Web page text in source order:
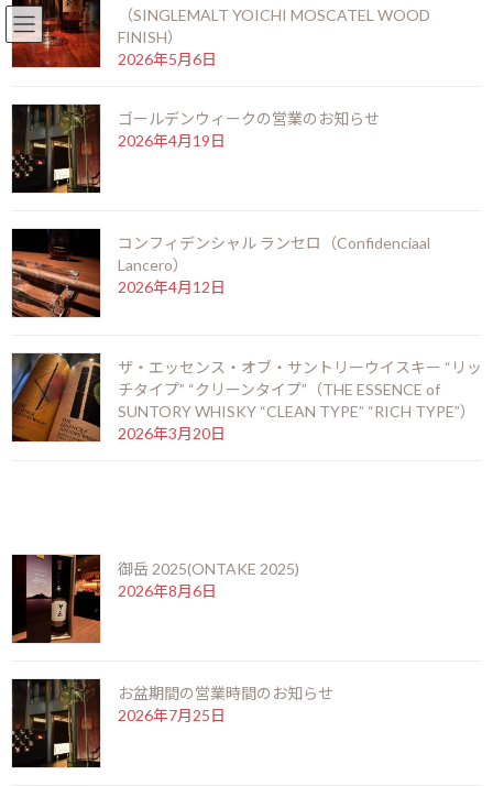
北新地店 06-6346-3377 English
コ
ン
ツ
へ
ッ
プ
ナ
ー
シ
ョ
移
動
お知らせ
HOME
お知らせ
ヒメネススピノラ ブランデー クリアデラス（XIMENEZ-SPINOLA BRANDY
CRIADERAS）
クリアデラス（XIMENEZ-
SPINOLA BRANDY
新
日
（SINGLEMALT YOICHI MOSCATEL WOOD
FINISH）
2026年5月6日
ゴールデンウィークの営業のお知らせ
2026年4月19日
コンフィデンシャル ランセロ（Confidenciaal
Lancero）
2026年4月12日
ザ・エッセンス・オブ・サントリーウイスキー “リッ
チタイプ” “クリーンタイプ”（THE ESSENCE of
SUNTORY WHISKY “CLEAN TYPE” “RICH TYPE”）
2026年3月20日
御岳 2025(ONTAKE 2025)
2026年8月6日
お盆期間の営業時間のお知らせ
2026年7月25日